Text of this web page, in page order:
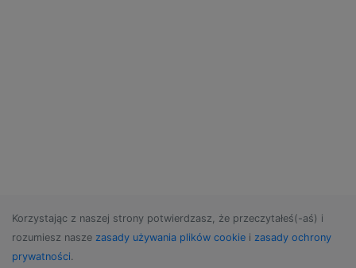
Korzystając z naszej strony potwierdzasz, że przeczytałeś(-aś) i
rozumiesz nasze zasady używania plików cookie i zasady ochrony
prywatności.